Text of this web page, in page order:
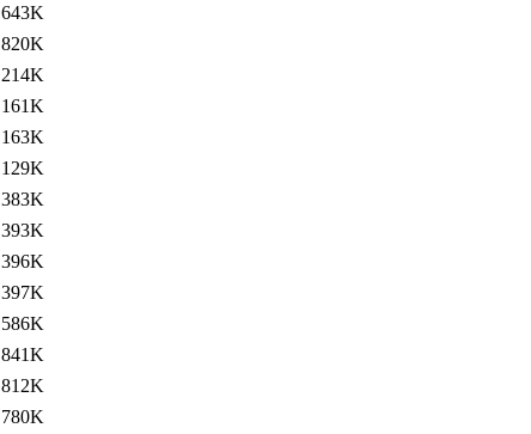
643K
820K
214K
161K
163K
129K
383K
393K
396K
397K
586K
841K
812K
780K